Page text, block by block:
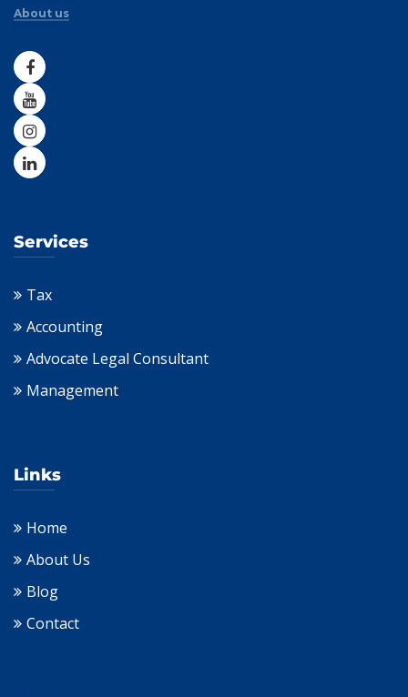
About us
Services
Tax
Accounting
Advocate Legal Consultant
Management
Links
Home
About Us
Blog
Contact